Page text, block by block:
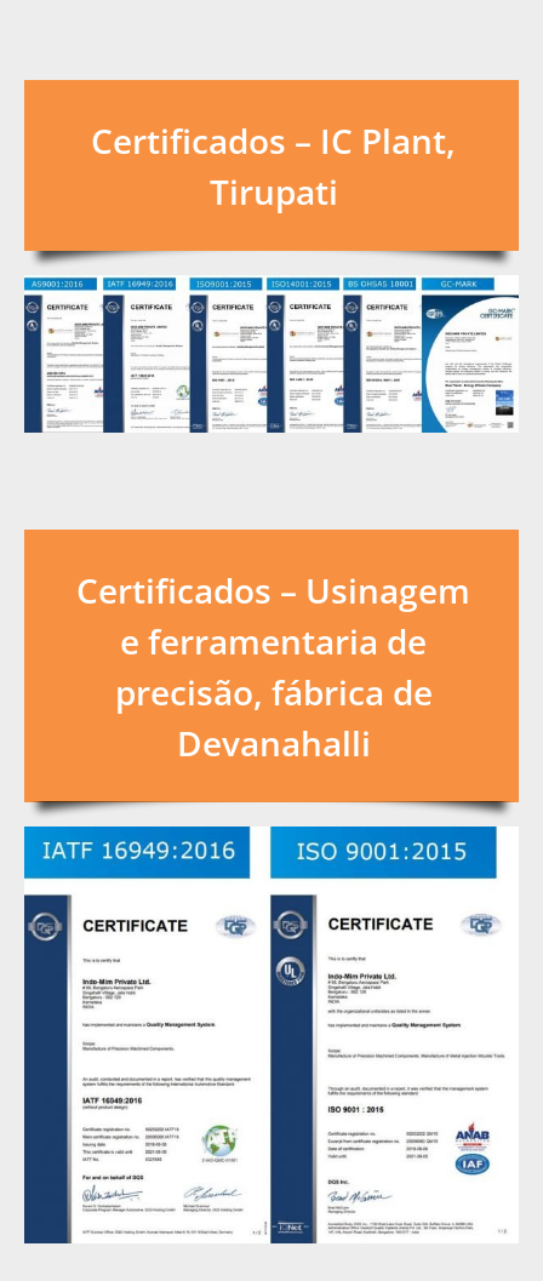
Certificados – IC Plant,
Tirupati
Certificados – Usinagem
e ferramentaria de
precisão, fábrica de
Devanahalli